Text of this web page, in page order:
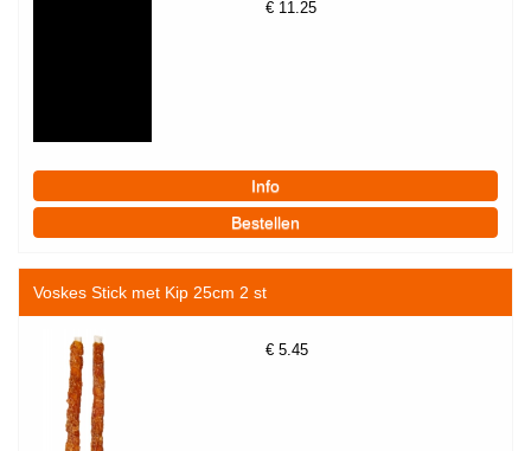
€ 11.25
Voskes Stick met Kip 25cm 2 st
€ 5.45